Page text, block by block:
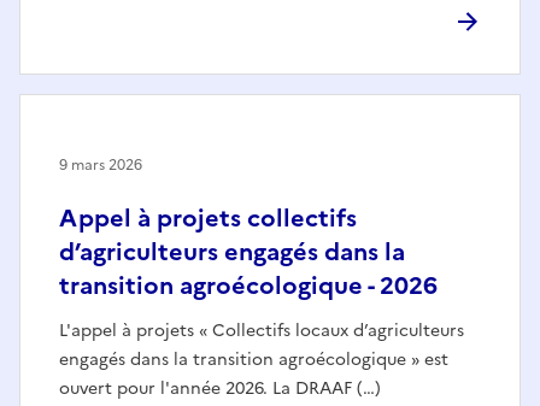
Appel à projets collectifs
d’agriculteurs engagés dans la
transition agroécologique - 2026
L'appel à projets « Collectifs locaux d’agriculteurs
engagés dans la transition agroécologique » est
ouvert pour l'année 2026. La DRAAF (…)
9 mars 2026